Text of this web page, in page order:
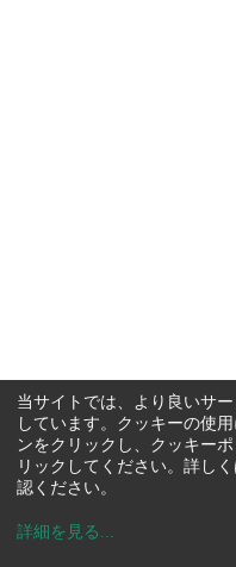
当サイトでは、より良いサ
しています。クッキーの使
ンをクリックし、クッキー
リックしてください。詳し
認ください。
詳細を見る ...